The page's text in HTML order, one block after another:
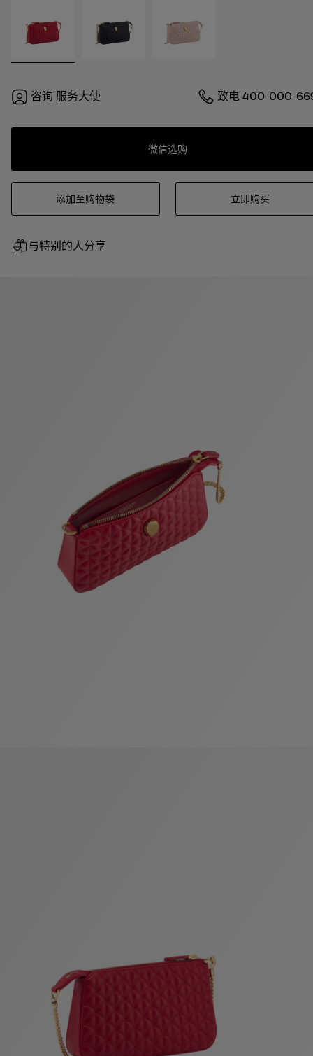
咨询 服务大使 致电400-000-
微信选购
添加至购物袋 立即购买
与特别的人分享